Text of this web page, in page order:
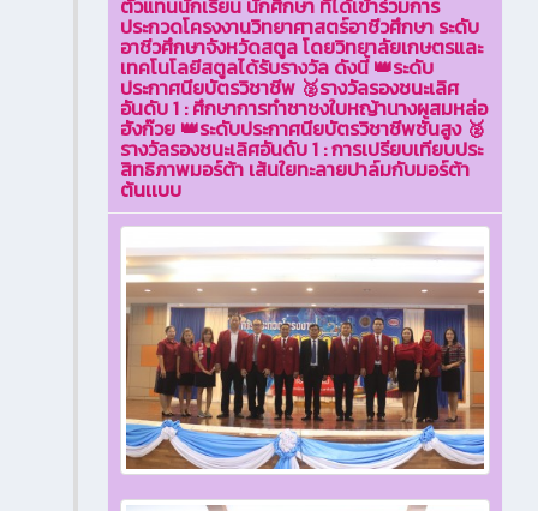
ตัวแทนนักเรียน นักศึกษา ที่ได้เข้าร่วมการ
ประกวดโครงงานวิทยาศาสตร์อาชีวศึกษา ระดับ
อาชีวศึกษาจังหวัดสตูล โดยวิทยาลัยเกษตรและ
เทคโนโลยีสตูลได้รับรางวัล ดังนี้ 👑ระดับ
ประกาศนียบัตรวิชาชีพ 🥈รางวัลรองชนะเลิศ
อันดับ 1 : ศึกษาการทำชาชงใบหญ้านางผสมหล่อ
ฮังก๊วย 👑ระดับประกาศนียบัตรวิชาชีพชั้นสูง 🥈
รางวัลรองชนะเลิศอันดับ 1 : การเปรียบเทียบประ
สิทธิภาพมอร์ต้า เส้นใยทะลายปาล์มกับมอร์ต้า
ต้นเเบบ